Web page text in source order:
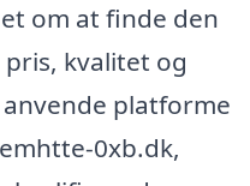
om at finde den
kvalitet og
platforme
0xb.dk,